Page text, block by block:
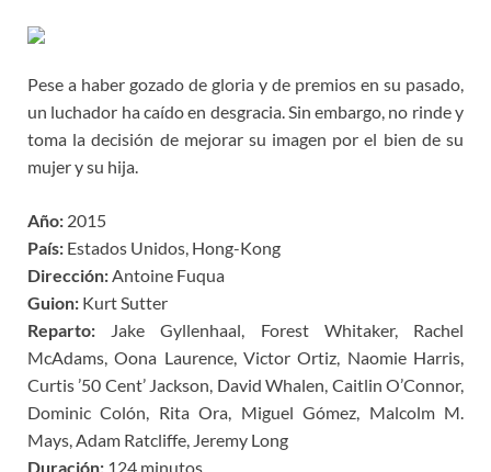
Pese a haber gozado de gloria y de premios en su pasado,
un luchador ha caído en desgracia. Sin embargo, no rinde y
toma la decisión de mejorar su imagen por el bien de su
mujer y su hija.
Año: 2015
País: Estados Unidos, Hong-Kong
Dirección: Antoine Fuqua
Guion: Kurt Sutter
Reparto: Jake Gyllenhaal, Forest Whitaker, Rachel
McAdams, Oona Laurence, Victor Ortiz, Naomie Harris,
Curtis ’50 Cent’ Jackson, David Whalen, Caitlin O’Connor,
Dominic Colón, Rita Ora, Miguel Gómez, Malcolm M.
Mays, Adam Ratcliffe, Jeremy Long
Duración: 124 minutos